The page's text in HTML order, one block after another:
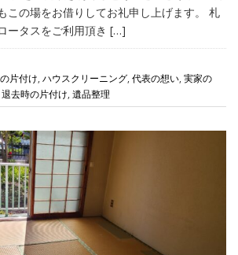
この場をお借りしてお礼申し上げます。 札
ータスをご利用頂き […]
片付け, ハウスクリーニング, 代表の想い, 実家の
退去時の片付け, 遺品整理